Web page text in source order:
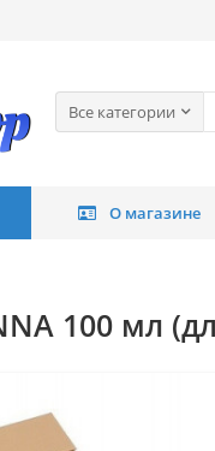
Все категории
О магазине
100 мл